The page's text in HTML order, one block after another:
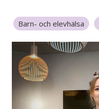
Barn- och elevhälsa
Gymnasium